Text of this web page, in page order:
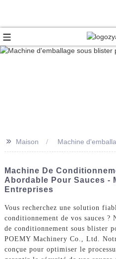
+86
>> Maison Machine
Machine De
Abordable Pour Sauces -
Entreprises
Vous recherchez une solution
conditionnement de vos sauces ?
de conditionnement sous blister
POEMY Machinery Co., Ltd.
conçue pour optimiser le